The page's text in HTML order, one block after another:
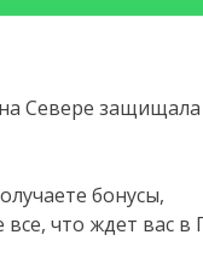
Севере защищала
бонусы,
что ждет вас в